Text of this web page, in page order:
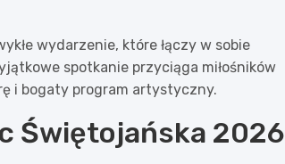
wydarzenie, które łączy w sobie
spotkanie przyciąga miłośników
i bogaty program artystyczny.
Świętojańska 2026